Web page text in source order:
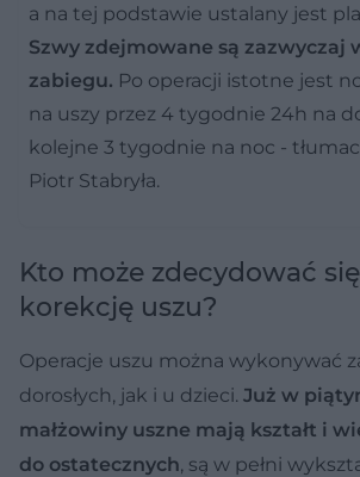
a na tej podstawie ustalany jest
Szwy zdejmowane są zazwyczaj
zabiegu. Po operacji istotne jest
na uszy przez 4 tygodnie 24h na
kolejne 3 tygodnie na noc -
Piotr Stabryła.
Kto może zdecydować
korekcję uszu?
Operacje uszu można wykonywać
dorosłych, jak i u dzieci. Już w
małżowiny uszne mają kształt i
do ostatecznych, są w pełni